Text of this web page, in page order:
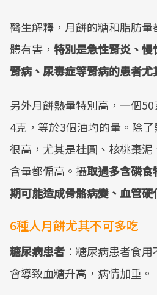
醫生解釋，月餅的糖和脂肪
體有害， 特別是急性腎炎、
腎病、尿毒症等腎病的患者尤
另外月餅熱量特別高，一個
4克，等於3個油圴的量。除
很高，尤其是桂圓、核桃棗
含量都偏高。攝取過多含磷食
期可能造成骨骼病變、血管硬
6種人月餅尤其不可多吃
糖尿病患者 ：糖尿病患者食
會導致血糖升高，病情加重。